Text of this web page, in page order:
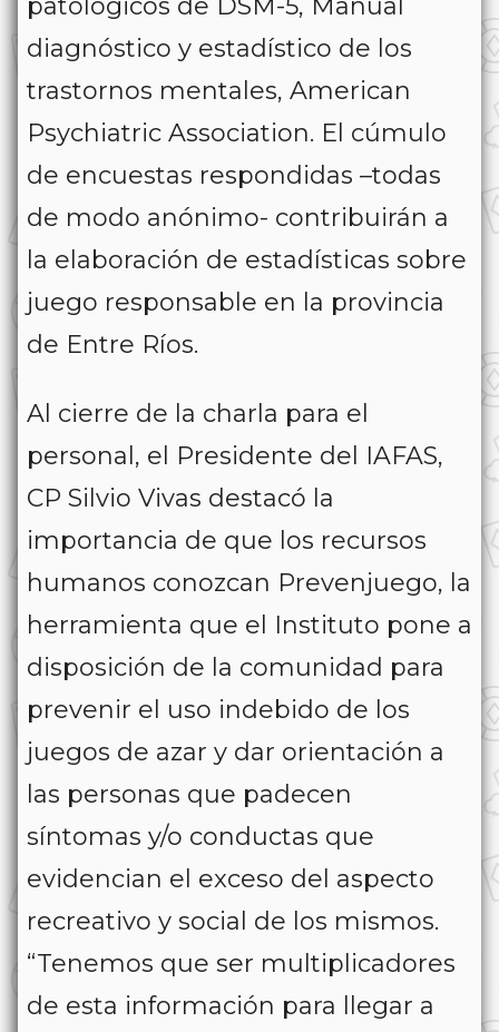
patológicos de DSM-5, Manual
diagnóstico y estadístico de los
trastornos mentales, American
Psychiatric Association. El cúmulo
de encuestas respondidas –todas
de modo anónimo- contribuirán a
la elaboración de estadísticas sobre
juego responsable en la provincia
de Entre Ríos.
Al cierre de la charla para el
personal, el Presidente del IAFAS,
CP Silvio Vivas destacó la
importancia de que los recursos
humanos conozcan Prevenjuego, la
herramienta que el Instituto pone a
disposición de la comunidad para
prevenir el uso indebido de los
juegos de azar y dar orientación a
las personas que padecen
síntomas y/o conductas que
evidencian el exceso del aspecto
recreativo y social de los mismos.
“Tenemos que ser multiplicadores
de esta información para llegar a